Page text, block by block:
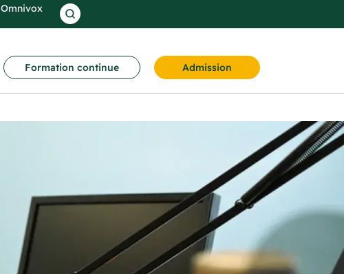
Omnivox
Formation continue Admission